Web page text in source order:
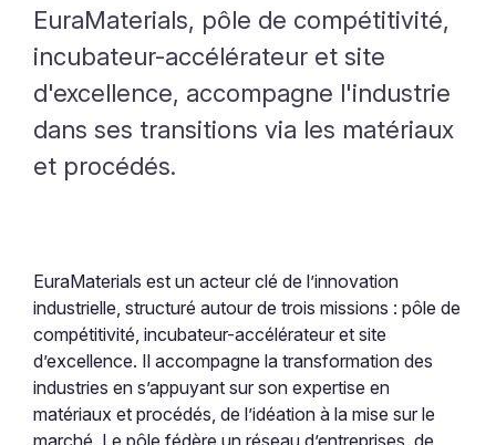
EuraMaterials, pôle de compétitivité,
incubateur-accélérateur et site
d'excellence, accompagne l'industrie
dans ses transitions via les matériaux
et procédés.
EuraMaterials est un acteur clé de l’innovation
industrielle, structuré autour de trois missions : pôle de
compétitivité, incubateur-accélérateur et site
d’excellence. Il accompagne la transformation des
industries en s’appuyant sur son expertise en
matériaux et procédés, de l’idéation à la mise sur le
marché. Le pôle fédère un réseau d’entreprises, de